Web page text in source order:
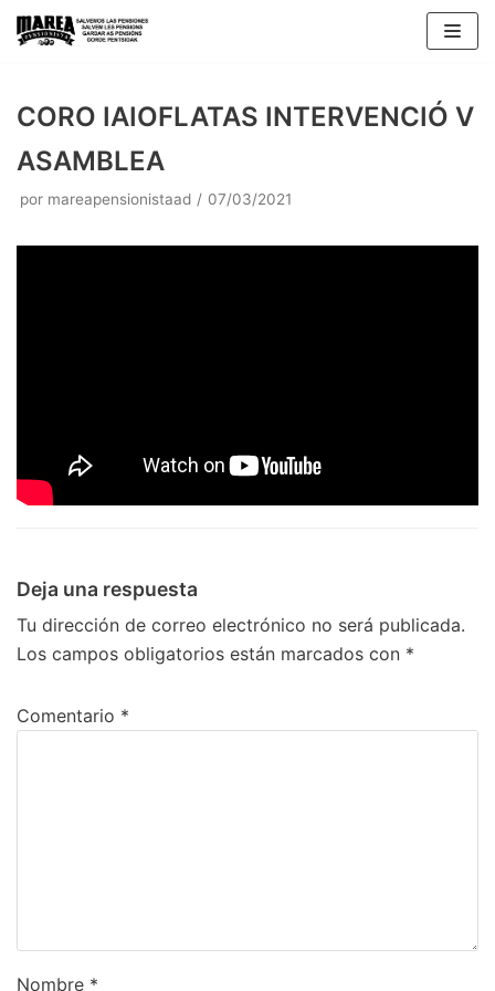
Saltar
CORO IAIOFLATAS INTERVENCIÓ V
ASAMBLEA
por mareapensionistaad 07/03/2021
Deja una respuesta
Tu dirección de correo electrónico no será publicada.
Los campos obligatorios están marcados con *
Comentario *
Nombre *